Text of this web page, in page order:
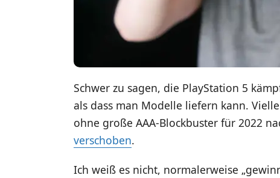
Schwer zu sagen, die PlayStation 5
als dass man Modelle liefern kann.
ohne große AAA-Blockbuster für 2022
verschoben.
Ich weiß es nicht, normalerweise